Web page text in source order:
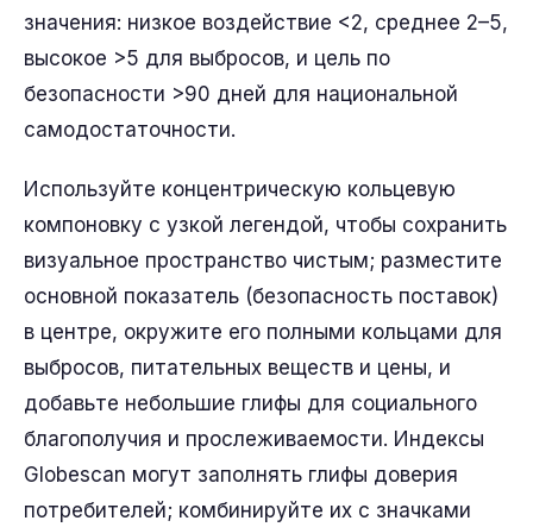
значения: низкое воздействие <2, среднее 2–5,
высокое >5 для выбросов, и цель по
безопасности >90 дней для национальной
самодостаточности.
Используйте концентрическую кольцевую
компоновку с узкой легендой, чтобы сохранить
визуальное пространство чистым; разместите
основной показатель (безопасность поставок)
в центре, окружите его полными кольцами для
выбросов, питательных веществ и цены, и
добавьте небольшие глифы для социального
благополучия и прослеживаемости. Индексы
Globescan могут заполнять глифы доверия
потребителей; комбинируйте их с значками